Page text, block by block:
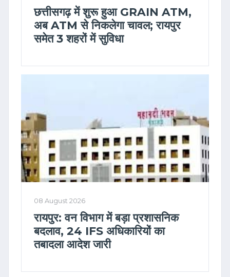
छत्तीसगढ़ में शुरू हुआ GRAIN ATM,
अब ATM से निकलेगा चावल; रायपुर
समेत 3 शहरों में सुविधा
08 August 2026
रायपुर: वन विभाग में बड़ा प्रशासनिक
बदलाव, 24 IFS अधिकारियों का
तबादला आदेश जारी